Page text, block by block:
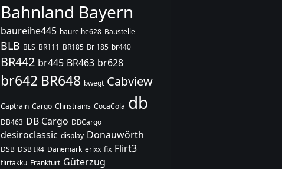
Bahnland Bayern
baureihe445 baureihe628 Baustelle
BLB BLS BR111 BR185 Br 185 br440
BR442 br445 BR463 br628
br642 BR648 bwegt Cabview
Captrain Cargo Christrains CocaCola db
DB463 DB Cargo DBCargo
desiroclassic display Donauwörth
DSB DSB IR4 Dänemark erixx fix Flirt3
flirtakku Frankfurt Güterzug